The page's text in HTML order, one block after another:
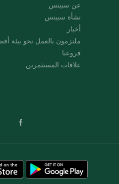
عن سبينس
نشأة سبينس
أخبار
ملتزمون بالعمل نحو بيئة
فروعنا
علاقات المستثمرين